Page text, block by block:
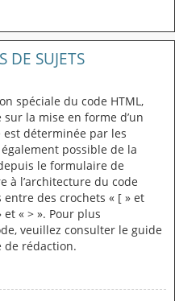
DE SUJETS
spéciale du code HTML,
la mise en forme d’un
est déterminée par les
possible de la
le formulaire de
à l’architecture du code
entre des crochets « [ » et
« > ». Pour plus
veuillez consulter le guide
de rédaction.